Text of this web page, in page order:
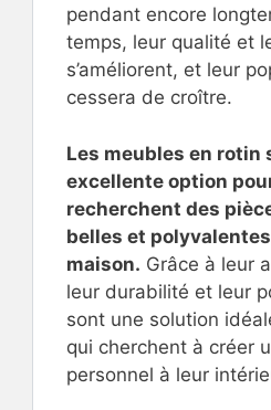
pendant encore
temps, leur qualité et
s’améliorent, et leur
cessera de croître.
Les meubles en rotin
excellente option
recherchent des
belles et
maison. Grâce à leur
leur durabilité et leur
sont une solution
qui cherchent à créer
personnel à leur